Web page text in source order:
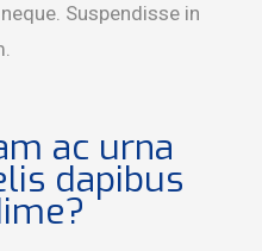
Suspendisse in
ac urna
dapibus